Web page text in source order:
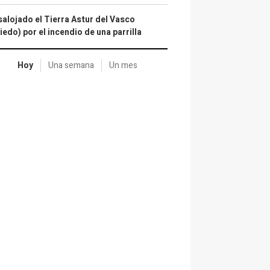
el Tierra Astur del Vasco
por el incendio de una parrilla
Hoy Una semana Un mes